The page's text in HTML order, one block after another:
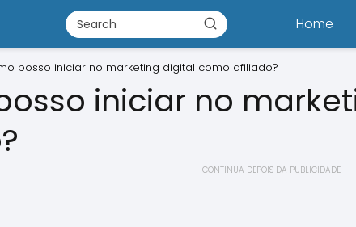
Home
posso iniciar no marketing digital como afiliado?
iniciar no
CONTINUA DEPOIS DA PUBLICIDADE